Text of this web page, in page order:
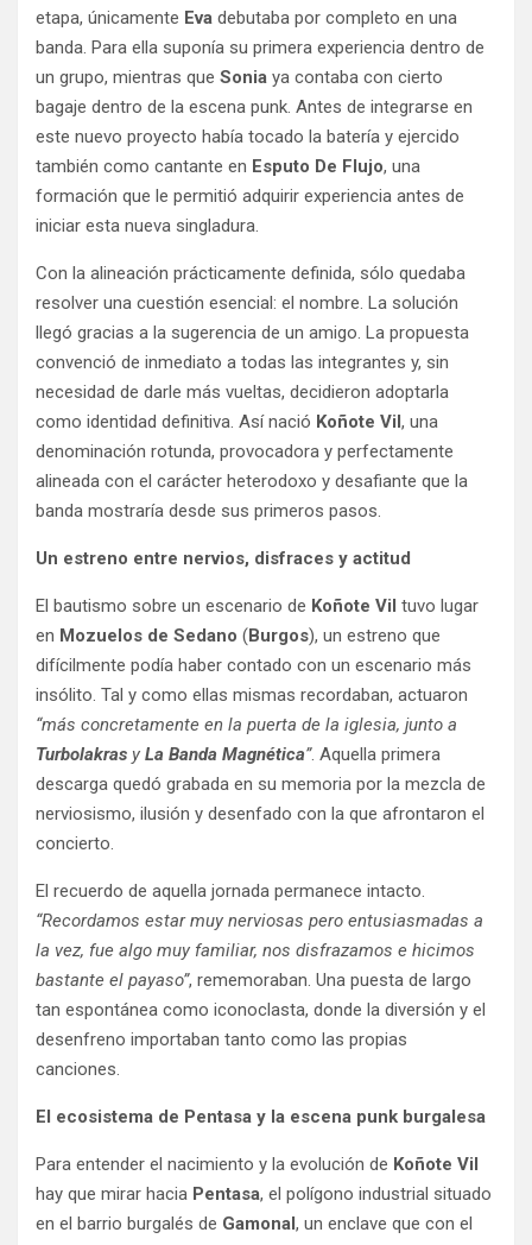
etapa, únicamente Eva debutaba por completo en una
banda. Para ella suponía su primera experiencia dentro de
un grupo, mientras que Sonia ya contaba con cierto
bagaje dentro de la escena punk. Antes de integrarse en
este nuevo proyecto había tocado la batería y ejercido
también como cantante en Esputo De Flujo, una
formación que le permitió adquirir experiencia antes de
iniciar esta nueva singladura.
Con la alineación prácticamente definida, sólo quedaba
resolver una cuestión esencial: el nombre. La solución
llegó gracias a la sugerencia de un amigo. La propuesta
convenció de inmediato a todas las integrantes y, sin
necesidad de darle más vueltas, decidieron adoptarla
como identidad definitiva. Así nació Koñote Vil, una
denominación rotunda, provocadora y perfectamente
alineada con el carácter heterodoxo y desafiante que la
banda mostraría desde sus primeros pasos.
Un estreno entre nervios, disfraces y actitud
El bautismo sobre un escenario de Koñote Vil tuvo lugar
en Mozuelos de Sedano (Burgos), un estreno que
difícilmente podía haber contado con un escenario más
insólito. Tal y como ellas mismas recordaban, actuaron
“más concretamente en la puerta de la iglesia, junto a
Turbolakras y La Banda Magnética”. Aquella primera
descarga quedó grabada en su memoria por la mezcla de
nerviosismo, ilusión y desenfado con la que afrontaron el
concierto.
El recuerdo de aquella jornada permanece intacto.
“Recordamos estar muy nerviosas pero entusiasmadas a
la vez, fue algo muy familiar, nos disfrazamos e hicimos
bastante el payaso”, rememoraban. Una puesta de largo
tan espontánea como iconoclasta, donde la diversión y el
desenfreno importaban tanto como las propias
canciones.
El ecosistema de Pentasa y la escena punk burgalesa
Para entender el nacimiento y la evolución de Koñote Vil
hay que mirar hacia Pentasa, el polígono industrial situado
en el barrio burgalés de Gamonal, un enclave que con el